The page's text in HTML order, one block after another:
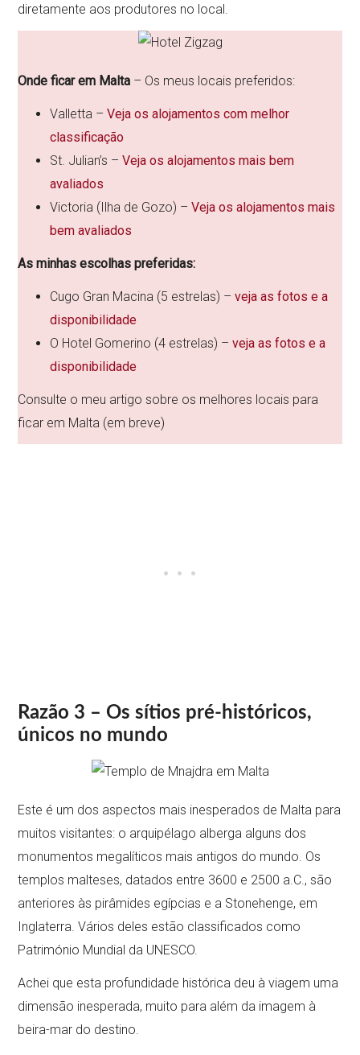
diretamente aos produtores no local.
Onde ficar em Malta – Os meus locais preferidos:
Valletta –Veja os alojamentos com melhor
classificação
St. Julian’s –Veja os alojamentos mais bem
avaliados
Victoria (Ilha de Gozo) –Veja os alojamentos mais
bem avaliados
As minhas escolhas preferidas:
Cugo Gran Macina (5 estrelas) –veja as fotos e a
disponibilidade
O Hotel Gomerino (4 estrelas) –veja as fotos e a
disponibilidade
Consulte o meu artigo sobre os melhores locais para
ficar em Malta (em breve)
Razão 3 – Os sítios pré-históricos,
únicos no mundo
Este é um dos aspectos mais inesperados de Malta para
muitos visitantes: o arquipélago alberga alguns dos
monumentos megalíticos mais antigos do mundo. Os
templos malteses, datados entre 3600 e 2500 a.C., são
anteriores às pirâmides egípcias e a Stonehenge, em
Inglaterra. Vários deles estão classificados como
Património Mundial da UNESCO.
Achei que esta profundidade histórica deu à viagem uma
dimensão inesperada, muito para além da imagem à
beira-mar do destino.